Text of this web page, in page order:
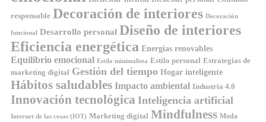
responsable Decoración de interiores Decoración
funcional Desarrollo personal Diseño de interiores
Eficiencia energética Energías renovables
Equilibrio emocional Estilo minimalista Estilo personal Estrategias de
marketing digital Gestión del tiempo Hogar inteligente
Hábitos saludables Impacto ambiental Industria 4.0
Innovación tecnológica Inteligencia artificial
Internet de las cosas (IOT) Marketing digital Mindfulness Moda